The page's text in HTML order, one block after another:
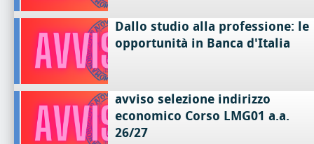
Dallo studio alla professione: le
opportunità in Banca d'Italia
avviso selezione indirizzo
economico Corso LMG01 a.a.
26/27